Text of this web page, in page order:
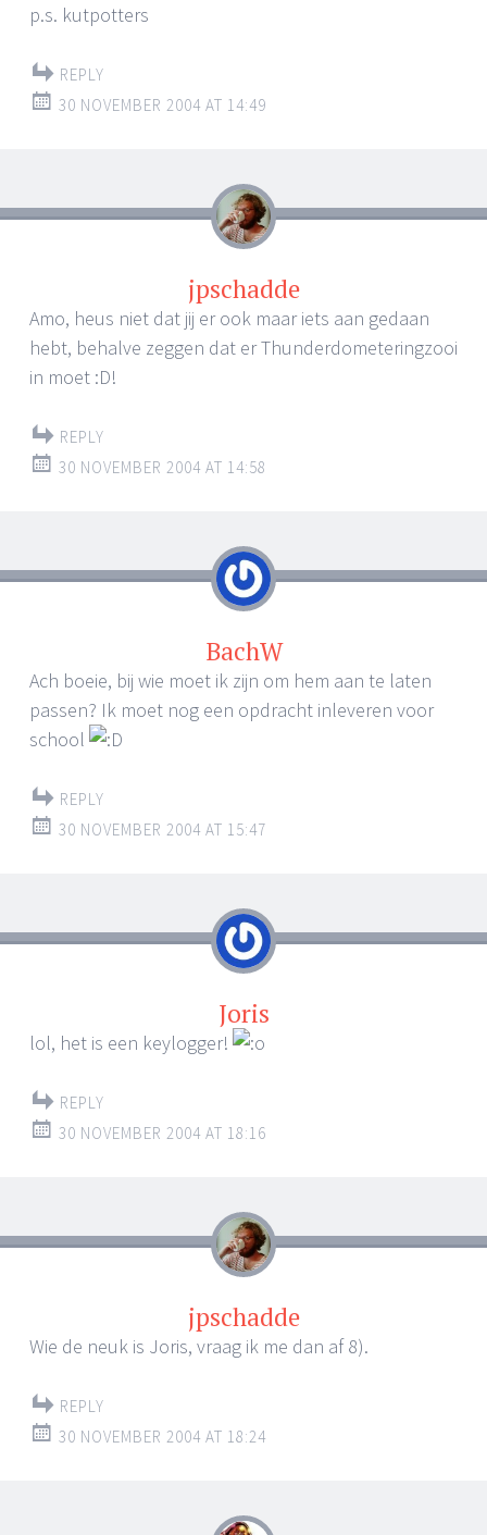
p.s. kutpotters
REPLY
30 NOVEMBER 2004 AT 14:49
jpschadde
Amo, heus niet dat jij er ook maar iets aan gedaan
hebt, behalve zeggen dat er Thunderdometeringzooi
in moet :D!
REPLY
30 NOVEMBER 2004 AT 14:58
BachW
Ach boeie, bij wie moet ik zijn om hem aan te laten
passen? Ik moet nog een opdracht inleveren voor
school
REPLY
30 NOVEMBER 2004 AT 15:47
Joris
lol, het is een keylogger!
REPLY
30 NOVEMBER 2004 AT 18:16
jpschadde
Wie de neuk is Joris, vraag ik me dan af 8).
REPLY
30 NOVEMBER 2004 AT 18:24